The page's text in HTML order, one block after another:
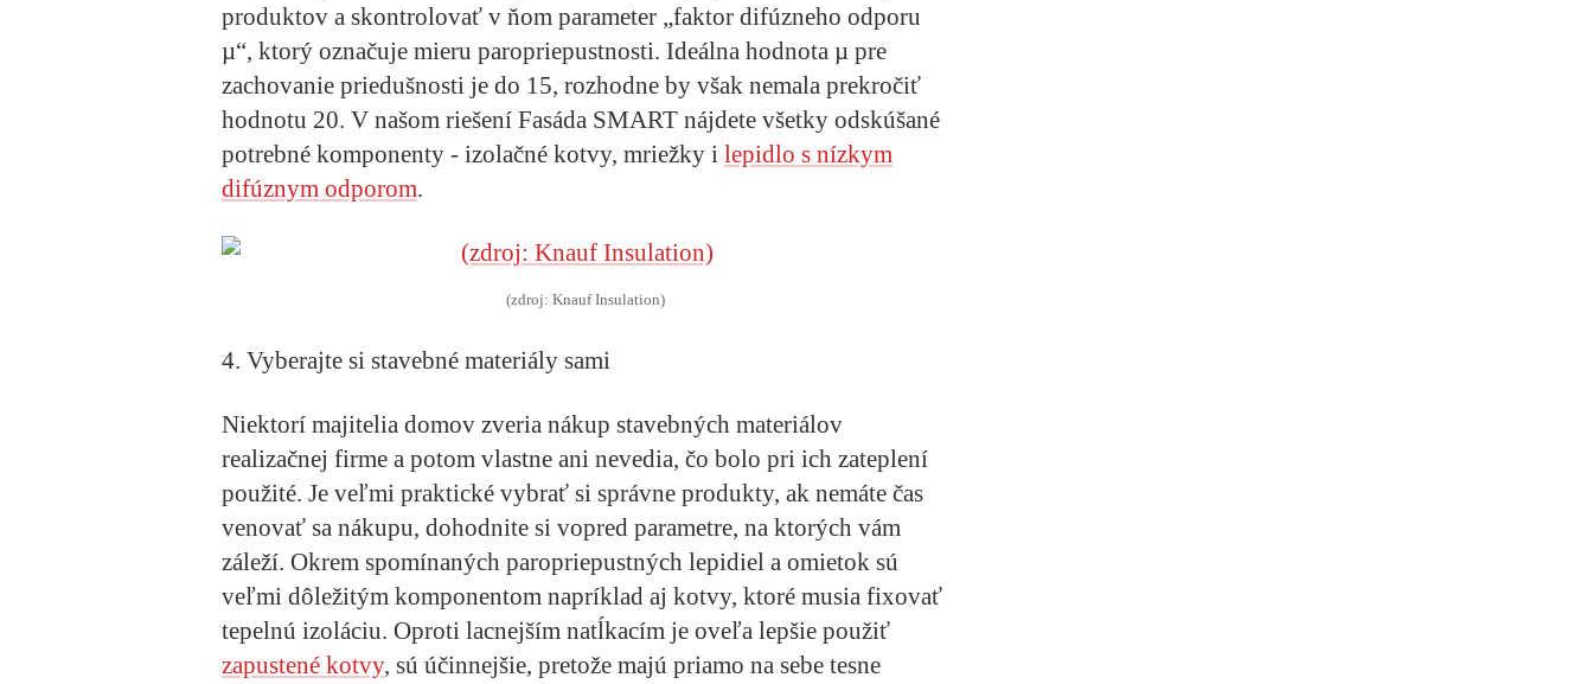
produktov a skontrolovať v ňom parameter „faktor difúzneho odporu
µ“, ktorý označuje mieru paropriepustnosti. Ideálna hodnota µ pre
zachovanie priedušnosti je do 15, rozhodne by však nemala prekročiť
hodnotu 20. V našom riešení Fasáda SMART nájdete všetky odskúšané
potrebné komponenty - izolačné kotvy, mriežky i lepidlo s nízkym
difúznym odporom.
(zdroj: Knauf Insulation)
4. Vyberajte si stavebné materiály sami
Niektorí majitelia domov zveria nákup stavebných materiálov
realizačnej firme a potom vlastne ani nevedia, čo bolo pri ich zateplení
použité. Je veľmi praktické vybrať si správne produkty, ak nemáte čas
venovať sa nákupu, dohodnite si vopred parametre, na ktorých vám
záleží. Okrem spomínaných paropriepustných lepidiel a omietok sú
veľmi dôležitým komponentom napríklad aj kotvy, ktoré musia fixovať
tepelnú izoláciu. Oproti lacnejším natĺkacím je oveľa lepšie použiť
zapustené kotvy, sú účinnejšie, pretože majú priamo na sebe tesne